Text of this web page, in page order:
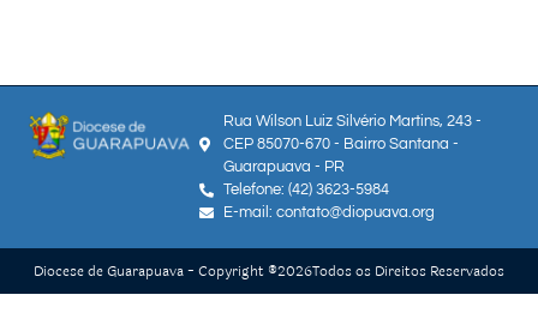
Rua Wilson Luiz Silvério Martins, 243 -
CEP 85070-670 - Bairro Santana -
Guarapuava - PR
Telefone: (42) 3623-5984
E-mail: contato@diopuava.org
Diocese de Guarapuava - Copyright ®2026Todos os Direitos Reservados